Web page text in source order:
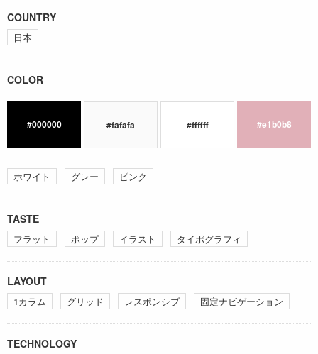
COUNTRY
日本
COLOR
#000000 #fafafa #ffffff #e1b0b8
ホワイト グレー ピンク
TASTE
フラット ポップ イラスト タイポグラフィ
LAYOUT
1カラム グリッド レスポンシブ 固定ナビゲーション
TECHNOLOGY